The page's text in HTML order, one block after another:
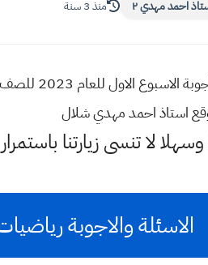
احمد مهدي ٢ منذ 3 سنة
اسئلة
استاذ احمد مهدي شلال
وسهلالا تنسى زيارتنا
الاسئلة والاجوبة